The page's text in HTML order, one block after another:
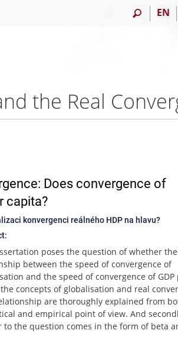
EN
Does convergence of
capita?
konvergenci reálného HDP na hlavu?
poses the question of whether
between the speed of convergence of
and the speed of convergence of GDP
concepts of globalisation and real
are thoroughly explained from
and empirical point of view. And
to the question comes in the form of beta